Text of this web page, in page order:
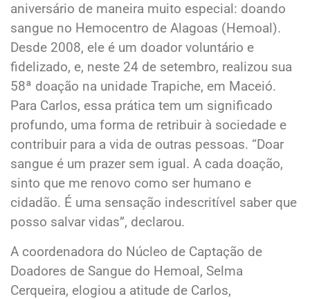
aniversário de maneira muito especial: doando
sangue no Hemocentro de Alagoas (Hemoal).
Desde 2008, ele é um doador voluntário e
fidelizado, e, neste 24 de setembro, realizou sua
58ª doação na unidade Trapiche, em Maceió.
Para Carlos, essa prática tem um significado
profundo, uma forma de retribuir à sociedade e
contribuir para a vida de outras pessoas. “Doar
sangue é um prazer sem igual. A cada doação,
sinto que me renovo como ser humano e
cidadão. É uma sensação indescritível saber que
posso salvar vidas”, declarou.
A coordenadora do Núcleo de Captação de
Doadores de Sangue do Hemoal, Selma
Cerqueira, elogiou a atitude de Carlos,